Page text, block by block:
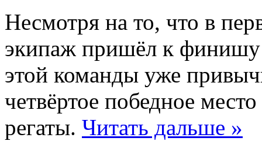
Несмотря на то, что в
экипаж пришёл к финишу
этой команды уже
четвёртое победное
регаты. Читать дальше »